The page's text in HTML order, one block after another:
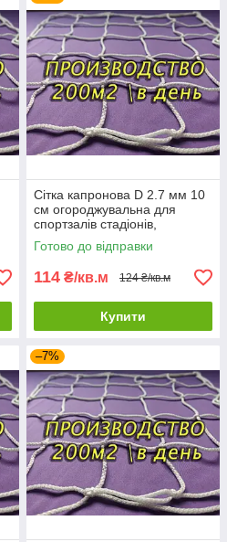
Сітка капронова D 2.7 мм 10
см огороджувальна для
спортзалів стадіонів,
спортмайданчиків
Готово до відправки
114 ₴/кв.м 124 ₴/кв.м
Купити
–7%